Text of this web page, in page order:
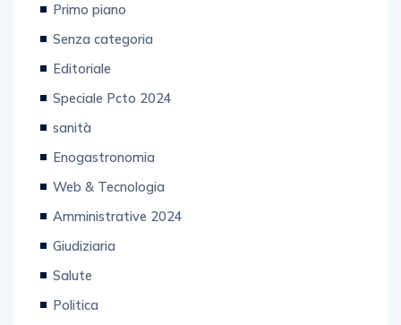
Primo piano
Senza categoria
Editoriale
Speciale Pcto 2024
sanità
Enogastronomia
Web & Tecnologia
Amministrative 2024
Giudiziaria
Salute
Politica